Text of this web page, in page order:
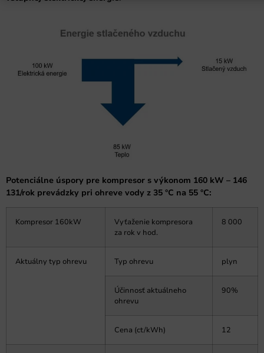
Potenciálne úspory pre kompresor s výkonom 160 kW – 146
131/rok prevádzky pri ohreve vody z 35 °C na 55 °C:
Kompresor 160kW
Vyťaženie kompresora
za rok v hod.
8 000
Aktuálny typ ohrevu Typ ohrevu plyn
Účinnosť aktuálneho
ohrevu
90%
Cena (ct/kWh) 12